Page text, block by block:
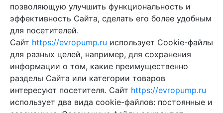
позволяющую улучшить функциональность и
эффективность Сайта, сделать его более удобным
для посетителей.
Сайт https://evropump.ru использует Cookie-файлы
для разных целей, например, для сохранения
информации о том, какие преимущественно
разделы Сайта или категории товаров
интересуют посетителя. Сайт https://evropump.ru
использует два вида cookie-файлов: постоянные и